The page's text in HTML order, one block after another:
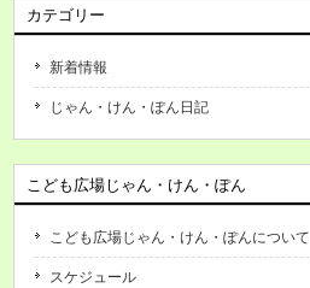
カテゴリー
新着情報
じゃん・けん・ぽん日記
こども広場じゃん・けん・ぽん
こども広場じゃん・けん・ぽんについて
スケジュール